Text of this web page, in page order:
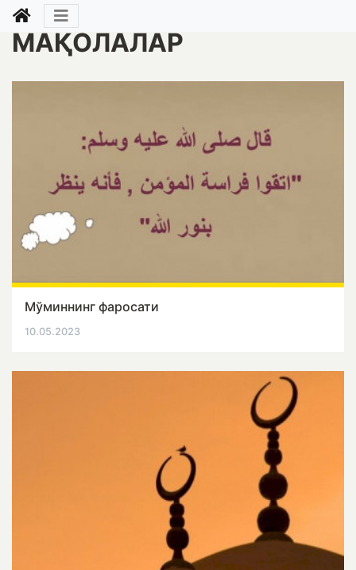
МАҚОЛАЛАР
Мўминнинг фаросати
10.05.2023